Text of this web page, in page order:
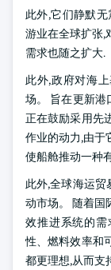
此外,它们静默
游业在全球扩张,
需求也随之扩大.
此外,政府对海
场。 旨在更新港
正在鼓励采用先
作业的动力,由于
使船舱推动一种
此外,全球海运
动市场。 随着国
效推进系统的
性、燃料效率和
都更理想,从而支